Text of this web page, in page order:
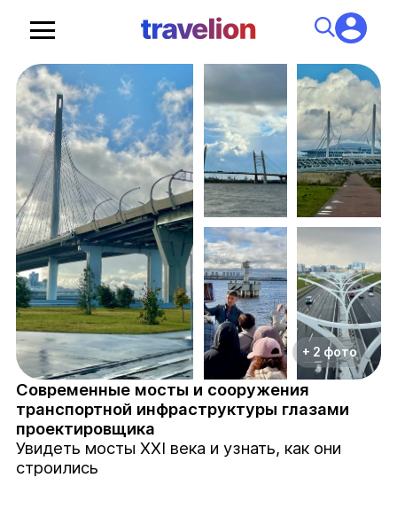
Современные мосты и сооружения
транспортной инфраструктуры глазами
проектировщика
Увидеть мосты XXI века и узнать, как они
строились
+ 2 фото